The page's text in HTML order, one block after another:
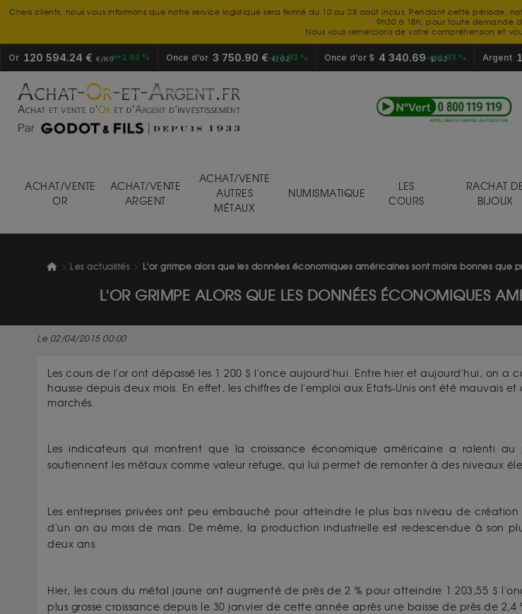
Chers clients, nous vous informons que notre service logistique sera fermé du 10 au 28 août inclus. Pendant cette
9h30 à 18h, pour toute demande
Nous vous remercions de votre compréhension et
Or 120 594.24 € €/KG +1.93 % Once d’or 3 750.90 €€/OZ
+1.93 % Once d’or $ 4 340.69$/OZ
+1.93 % Argent
ACHAT/VENTE
OR
ACHAT/VENTE
ARGENT
ACHAT/VENTE
AUTRES
MÉTAUX
NUMISMATIQUE
LES
COURS
RACHAT
BIJOUX
Les actualités L'or grimpe alors que les données économiques américaines sont moins bonnes que
L'OR GRIMPE ALORS QUE LES DONNÉES ÉCONOMIQUES
Le 02/04/2015 00:00
Les cours de l'or ont dépassé les 1 200 $ l'once aujourd'hui. Entre hier et aujourd'hui, on a
hausse depuis deux mois. En effet, les chiffres de l'emploi aux Etats-Unis ont été mauvais
marchés.
Les indicateurs qui montrent que la croissance économique américaine a ralenti au
soutiennent les métaux comme valeur refuge, qui lui permet de remonter à des niveaux
Les entreprises privées ont peu embauché pour atteindre le plus bas niveau de
d'un an au mois de mars. De même, la production industrielle est redescendue à son
deux ans.
Hier, les cours du métal jaune ont augmenté de près de 2 % pour atteindre 1 203,55 $
plus grosse croissance depuis le 30 janvier de cette année après une baisse de près de 2,4